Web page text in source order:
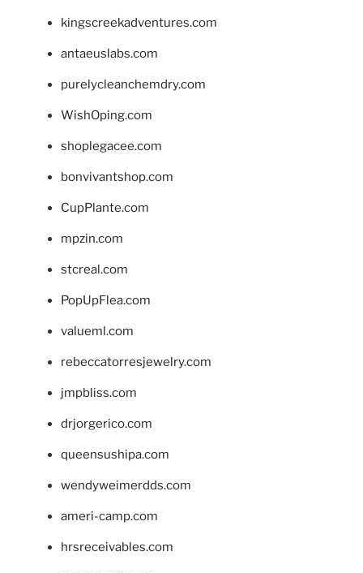
kingscreekadventures.com
antaeuslabs.com
purelycleanchemdry.com
WishOping.com
shoplegacee.com
bonvivantshop.com
CupPlante.com
mpzin.com
stcreal.com
PopUpFlea.com
valueml.com
rebeccatorresjewelry.com
jmpbliss.com
drjorgerico.com
queensushipa.com
wendyweimerdds.com
ameri-camp.com
hrsreceivables.com